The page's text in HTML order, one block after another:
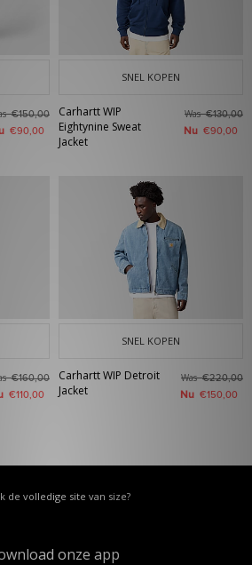
€150,00
€90,00
SNEL KOPEN
Carhartt WIP
Eightynine Sweat
Jacket
Was€130,00
Nu €90,00
€160,00
€110,00
SNEL KOPEN
Carhartt WIP Detroit
Jacket
Was€220,00
Nu €150,00
de volledige site van size?
onze app